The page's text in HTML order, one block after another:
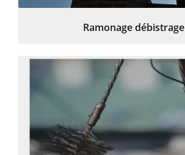
Ramonage débistrage